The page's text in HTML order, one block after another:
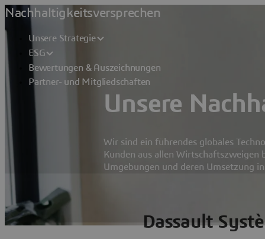
Nachhaltigkeitsversprechen
Unsere Strategie
ESG
Bewertungen & Auszeichnungen
Partner- und Mitgliedschaften
Unsere
Wir sind ein führendes globales
Kunden aus allen
Umgebungen und deren Umsetzung
Dassault